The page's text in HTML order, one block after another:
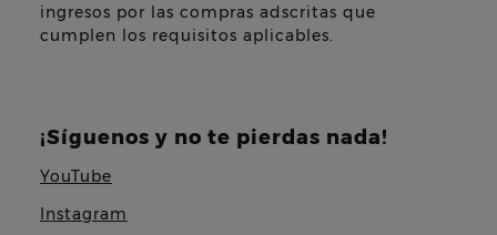
ingresos por las compras adscritas que
cumplen los requisitos aplicables.
¡Síguenos y no te pierdas nada!
YouTube
Instagram